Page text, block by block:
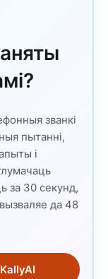
званкі
пытанні,
і
за 30 секунд,
да 48